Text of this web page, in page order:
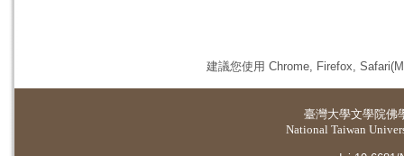
建議您使用 Chrome, Firefox,
臺灣大學文學院佛
National Taiwan